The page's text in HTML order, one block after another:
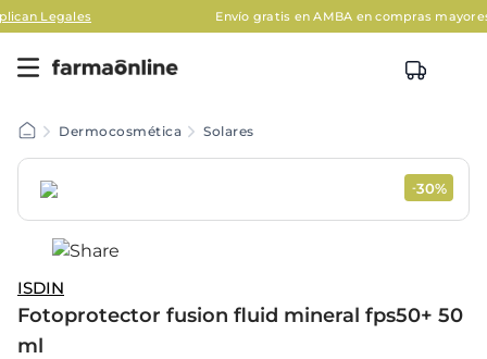
Envío gratis en AMBA en compras mayores a
Dermocosmética Solares
-30%
ISDIN
Fotoprotector fusion fluid mineral fps50+ 50
ml